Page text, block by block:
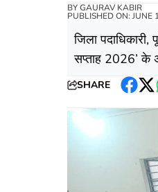
BYGAURAV KABIR
PUBLISHED ON: JUNE
जिला
सप्ताह 2026’ के
SHARE